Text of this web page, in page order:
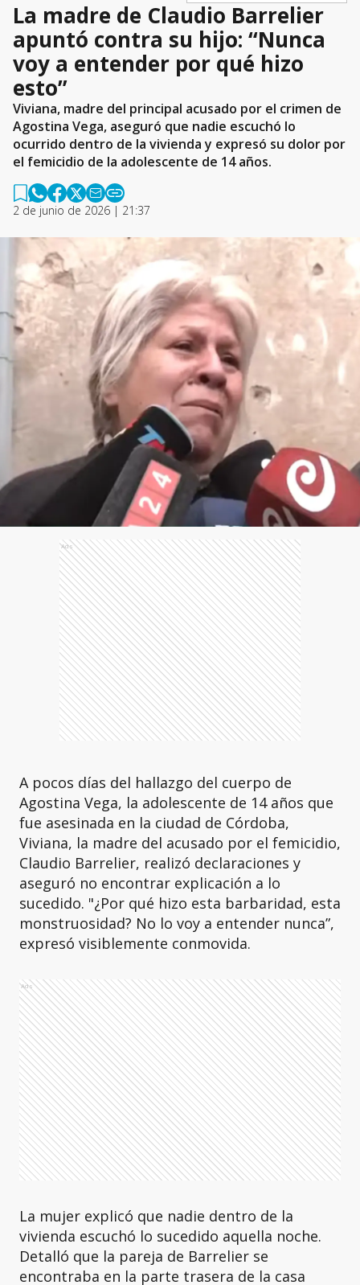
La madre de Claudio Barrelier
apuntó contra su hijo: “Nunca
voy a entender por qué hizo
esto”
Viviana, madre del principal acusado por el crimen de
Agostina Vega, aseguró que nadie escuchó lo
ocurrido dentro de la vivienda y expresó su dolor por
el femicidio de la adolescente de 14 años.
2 de junio de 2026 | 21:37
Ads
A pocos días del hallazgo del cuerpo de
Agostina Vega, la adolescente de 14 años que
fue asesinada en la ciudad de Córdoba,
Viviana, la madre del acusado por el femicidio,
Claudio Barrelier, realizó declaraciones y
aseguró no encontrar explicación a lo
sucedido. "¿Por qué hizo esta barbaridad, esta
monstruosidad? No lo voy a entender nunca”,
expresó visiblemente conmovida.
Ads
La mujer explicó que nadie dentro de la
vivienda escuchó lo sucedido aquella noche.
Detalló que la pareja de Barrelier se
encontraba en la parte trasera de la casa